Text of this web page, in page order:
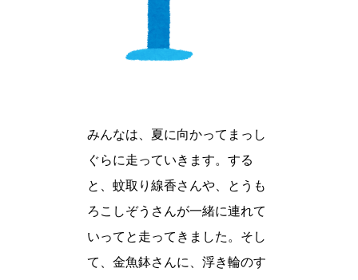
みんなは、夏に向かってまっし
ぐらに走っていきます。する
と、蚊取り線香さんや、とうも
ろこしぞうさんが一緒に連れて
いってと走ってきました。そし
て、金魚鉢さんに、浮き輪のす